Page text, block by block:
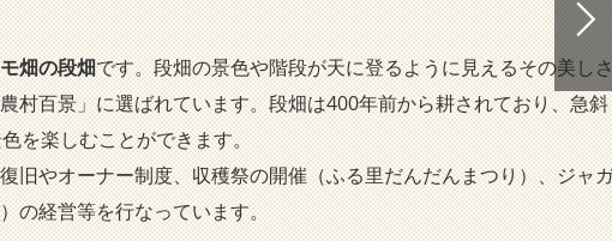
畑の段畑です。段畑の景色や階段が天に登るように見えるその美し
村百景」に選ばれています。段畑は400年前から耕されており、急斜
を楽しむことができます。
旧やオーナー制度、収穫祭の開催（ふる里だんだんまつり）、ジャ
の経営等を行なっています。